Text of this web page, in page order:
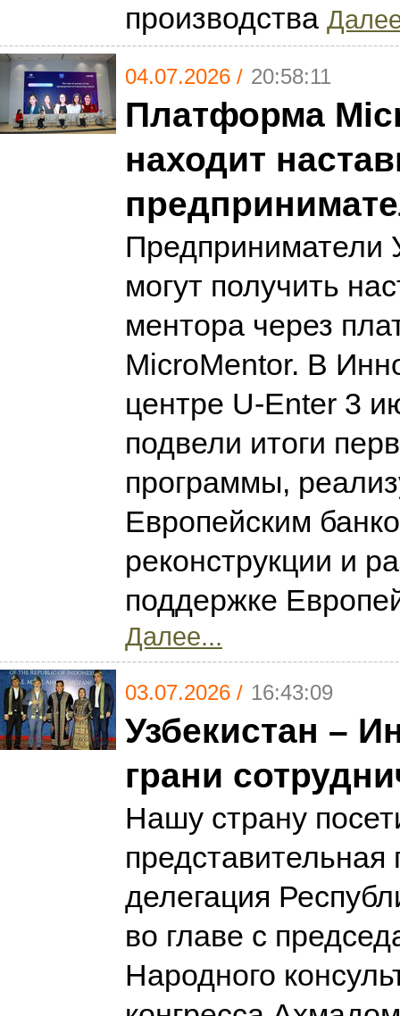
производства
04.07.2026 / 20:58:11
Платформа
находит
Предприниматели
могут получить
ментора через
MicroMentor. В
центре U-Enter 3
подвели итоги
программы,
Европейским
реконструкции и
поддержке
Далее...
03.07.2026 / 16:43:09
Узбекистан –
грани
Нашу страну
представительная
делегация
во главе с
Народного